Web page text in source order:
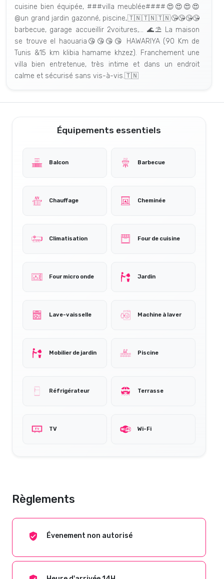
cuisine bien équipée, ###villa meublée####😍😍😍😍
@un grand jardin gazonné, piscine,🇹🇳🇹🇳🇹🇳😘😘😘😘
barbecue, garage accueillir 2voitures,... 🌊⛱ La maison
se trouve el haouaria😘😘😘😘 HAWARIYA (90 Km de
Tunis &15 km klibia hamame khzez). Franchement une
villa bien entretenue, très intime et dans un endroit
calme et sécurisé sans vis-à-vis.🇹🇳
Équipements essentiels
Balcon Barbecue
Chauffage Cheminée
Climatisation Four de cuisine
Four micro onde Jardin
Lave-vaisselle Machine à laver
Mobilier de jardin Piscine
Réfrigérateur Terrasse
TV Wi-Fi
Règlements
Évenement non autorisé